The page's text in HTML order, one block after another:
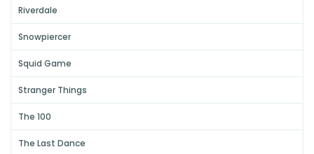
Riverdale
Snowpiercer
Squid Game
Stranger Things
The 100
The Last Dance